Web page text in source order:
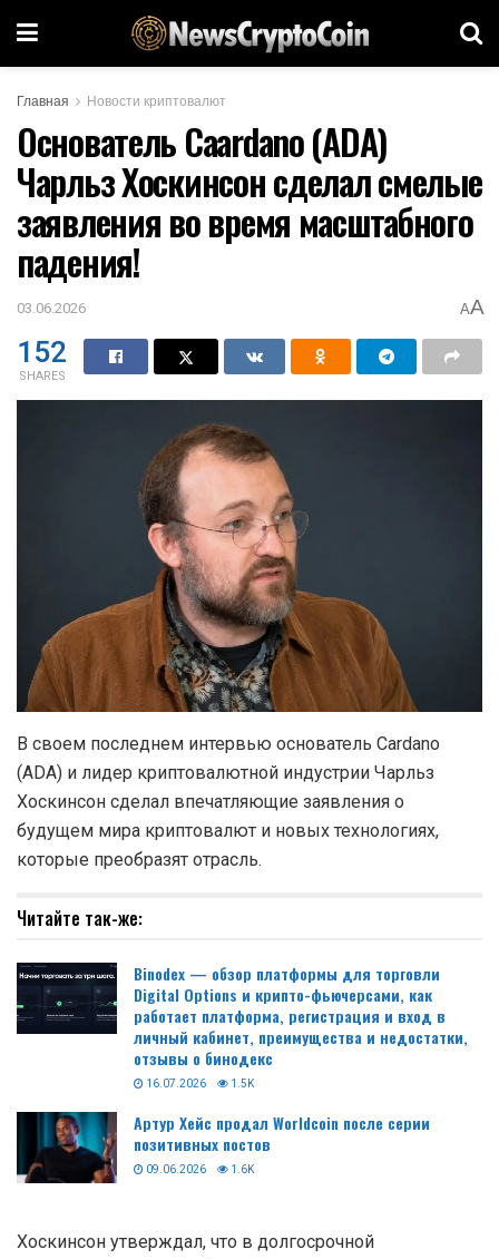
Главная Новости криптовалют
Основатель Caardano (ADA)
Чарльз Хоскинсон сделал смелые
заявления во время масштабного
падения!
03.06.2026 AA
152
SHARES
В своем последнем интервью основатель Cardano
(ADA) и лидер криптовалютной индустрии Чарльз
Хоскинсон сделал впечатляющие заявления о
будущем мира криптовалют и новых технологиях,
которые преобразят отрасль.
Читайте так-же:
Binodex — обзор платформы для торговли
Digital Options и крипто-фьючерсами, как
работает платформа, регистрация и вход в
личный кабинет, преимущества и недостатки,
отзывы о бинодекс
16.07.2026 1.5K
Артур Хейс продал Worldcoin после серии
позитивных постов
09.06.2026 1.6K
Хоскинсон утверждал, что в долгосрочной